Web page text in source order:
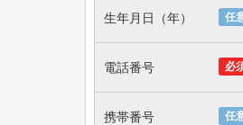
任
生年月日（年）
必
電話番号
任
携帯番号